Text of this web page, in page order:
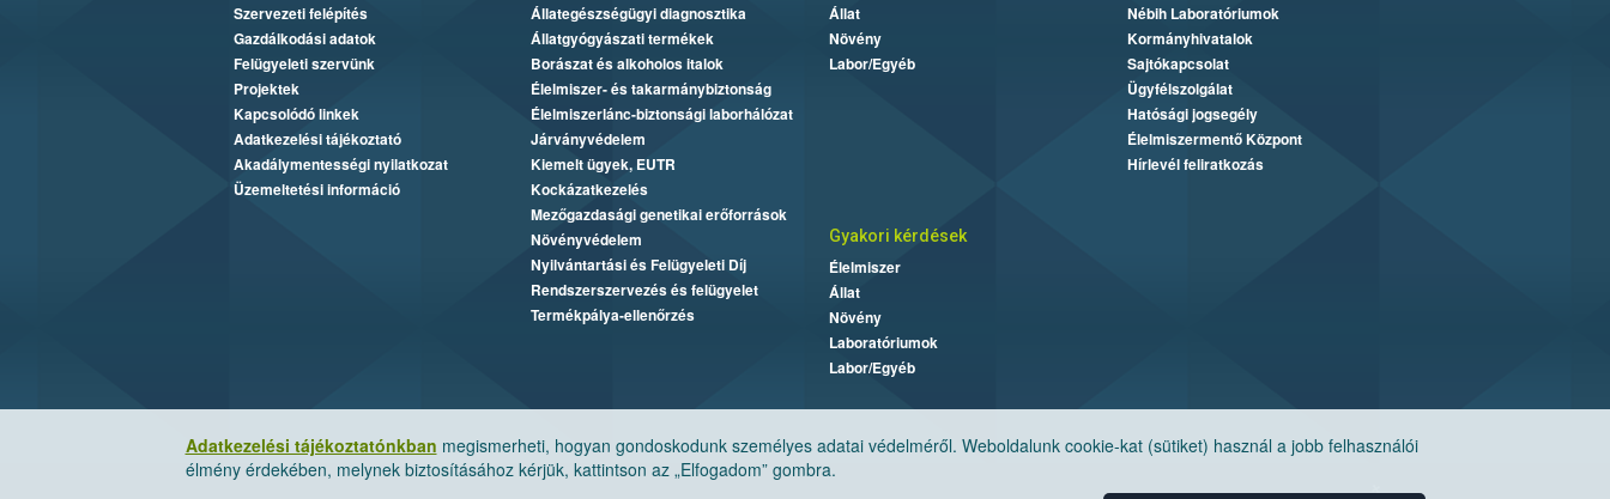
Adatkezelési tájékoztatónkban megismerheti, hogyan gondoskodunk személyes adatai védelméről. Weboldalunk cookie-kat (sütiket) használ a jobb felhasználói
élmény érdekében, melynek biztosításához kérjük, kattintson az „Elfogadom” gombra.
Szervezeti felépítés
Gazdálkodási adatok
Felügyeleti szervünk
Projektek
Kapcsolódó linkek
Adatkezelési tájékoztató
Akadálymentességi nyilatkozat
Üzemeltetési információ
Állategészségügyi diagnosztika
Állatgyógyászati termékek
Borászat és alkoholos italok
Élelmiszer- és takarmánybiztonság
Élelmiszerlánc-biztonsági laborhálózat
Járványvédelem
Kiemelt ügyek, EUTR
Kockázatkezelés
Mezőgazdasági genetikai erőforrások
Növényvédelem
Nyilvántartási és Felügyeleti Díj
Rendszerszervezés és felügyelet
Termékpálya-ellenőrzés
Állat
Növény
Labor/Egyéb
Nébih Laboratóriumok
Kormányhivatalok
Sajtókapcsolat
Ügyfélszolgálat
Hatósági jogsegély
Élelmiszermentő Központ
Hírlevél feliratkozás
Gyakori kérdések
Élelmiszer
Állat
Növény
Laboratóriumok
Labor/Egyéb